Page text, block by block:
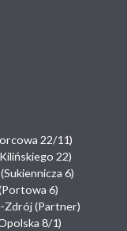
22/11)
22)
6)
6)
Zdrój (Partner)
8/1)